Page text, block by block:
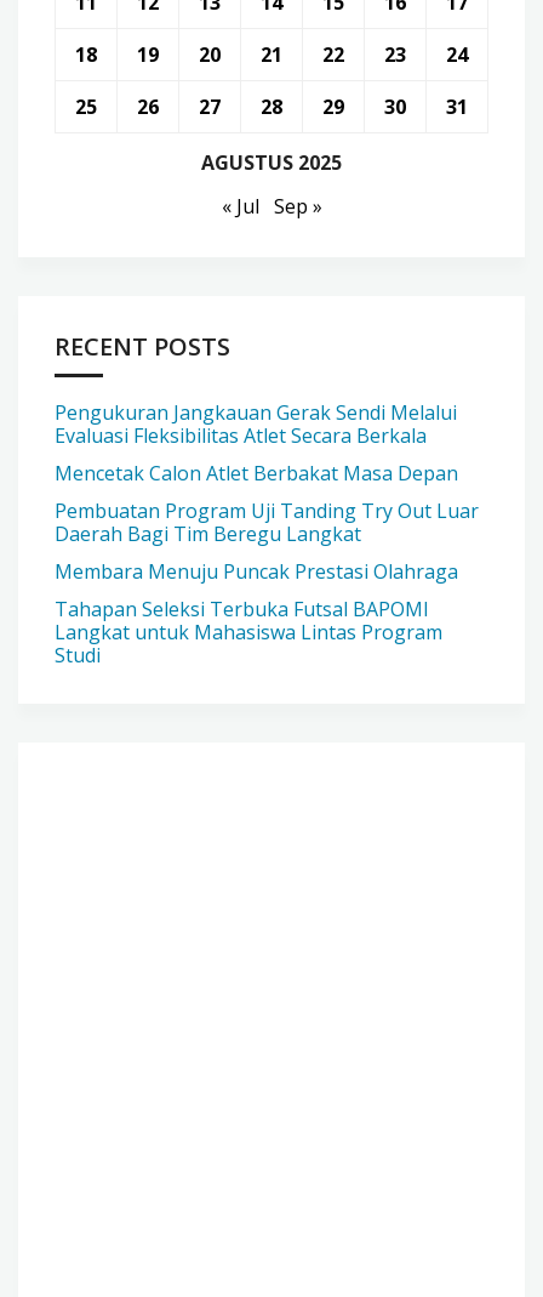
AGUSTUS 2025
18
19 20 21 22 23
24
25
26 27 28 29 30 31
« Jul Sep »
RECENT POSTS
Pengukuran Jangkauan Gerak Sendi Melalui
Evaluasi Fleksibilitas Atlet Secara Berkala
Mencetak Calon Atlet Berbakat Masa Depan
Pembuatan Program Uji Tanding Try Out Luar
Daerah Bagi Tim Beregu Langkat
Membara Menuju Puncak Prestasi Olahraga
Tahapan Seleksi Terbuka Futsal BAPOMI
Langkat untuk Mahasiswa Lintas Program
Studi